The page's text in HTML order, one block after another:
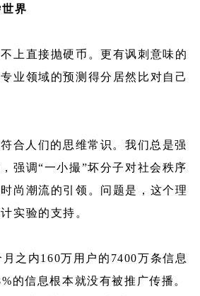
界
上直接抛硬币。更有讽刺意味的
业领域的预测得分居然比对自己
合人们的思维常识。我们总是强
强调“一小撮”坏分子对社会秩序
尚潮流的引领。问题是，这个理
实验的支持。
之内160万用户的7400万条信息
的信息根本就没有被推广传播。